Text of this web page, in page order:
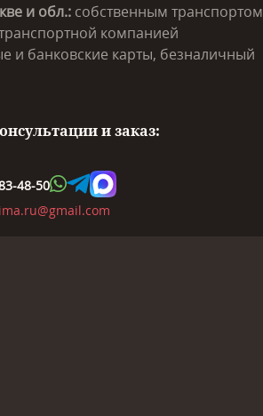
и обл.: собственным транспортом
компанией
и банковские карты, безналичный
и заказ:
48-50